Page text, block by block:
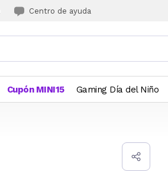
Centro de ayuda
Cupón MINI15 Gaming Día del Niño